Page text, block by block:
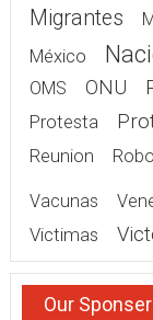
Migrantes
México
OMS
ONU
Protesta
Reunion
Robo
Vacunas
Victimas
Our